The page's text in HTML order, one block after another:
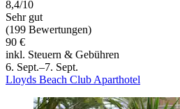
8,4/10
Sehr gut
(199 Bewertungen)
90 €
inkl. Steuern & Gebühren
6. Sept.–7. Sept.
Lloyds Beach Club Aparthotel